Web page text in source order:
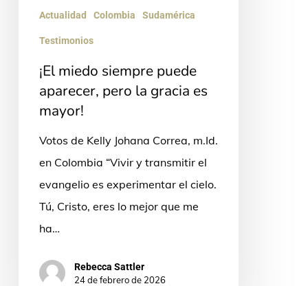
Actualidad Colombia Sudamérica
Testimonios
¡El miedo siempre puede
aparecer, pero la gracia es
mayor!
Votos de Kelly Johana Correa, m.Id.
en Colombia “Vivir y transmitir el
evangelio es experimentar el cielo.
Tú, Cristo, eres lo mejor que me
ha…
Rebecca Sattler
24 de febrero de 2026